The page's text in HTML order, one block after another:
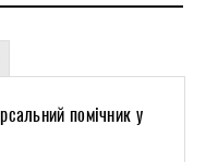
помічник у